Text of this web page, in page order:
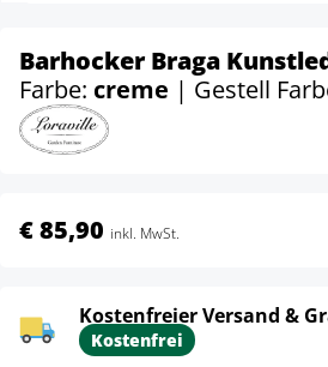
Barhocker Braga
Farbe: creme | Gestell
€ 85,90 inkl. MwSt.
Kostenfreier Versand &
Kostenfrei